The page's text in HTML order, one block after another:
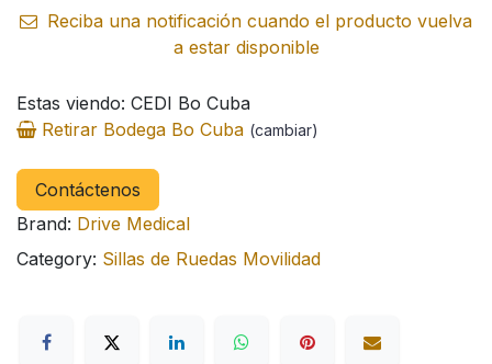
Reciba una notificación cuando el producto vuelva
a estar disponible
Estas viendo: CEDI Bo Cuba
Retirar Bodega Bo Cuba (cambiar)
Contáctenos
Brand: Drive Medical
Category: Sillas de Ruedas Movilidad